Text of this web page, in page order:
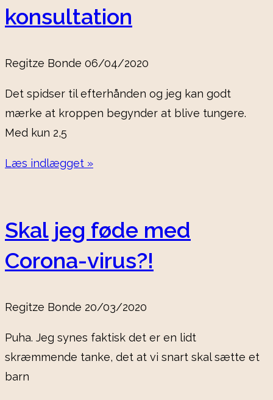
konsultation
Regitze Bonde 06/04/2020
Det spidser til efterhånden og jeg kan godt
mærke at kroppen begynder at blive tungere.
Med kun 2,5
Læs indlægget »
Skal jeg føde med
Corona-virus?!
Regitze Bonde 20/03/2020
Puha. Jeg synes faktisk det er en lidt
skræmmende tanke, det at vi snart skal sætte et
barn